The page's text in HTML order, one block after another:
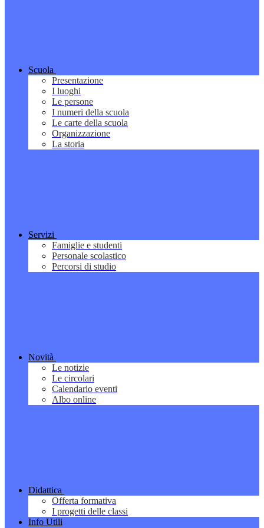
Scuola
Presentazione
I luoghi
Le persone
I numeri della scuola
Le carte della scuola
Organizzazione
La storia
Servizi
Famiglie e studenti
Personale scolastico
Percorsi di studio
Novità
Le notizie
Le circolari
Calendario eventi
Albo online
Didattica
Offerta formativa
I progetti delle classi
Info Utili